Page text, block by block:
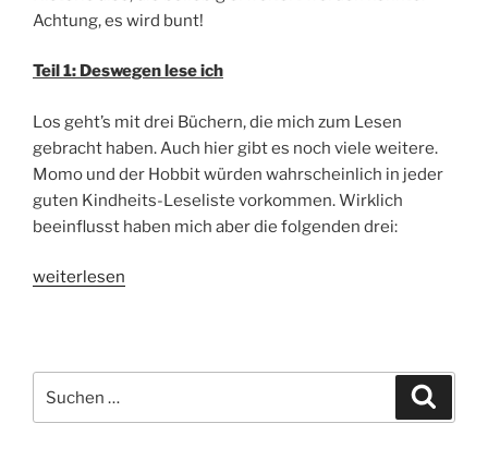
Achtung, es wird bunt!
Teil 1: Deswegen lese ich
Los geht’s mit drei Büchern, die mich zum Lesen
gebracht haben. Auch hier gibt es noch viele weitere.
Momo und der Hobbit würden wahrscheinlich in jeder
guten Kindheits-Leseliste vorkommen. Wirklich
beeinflusst haben mich aber die folgenden drei:
„Alle
Bedeutung.“
weiterlesen
nach: